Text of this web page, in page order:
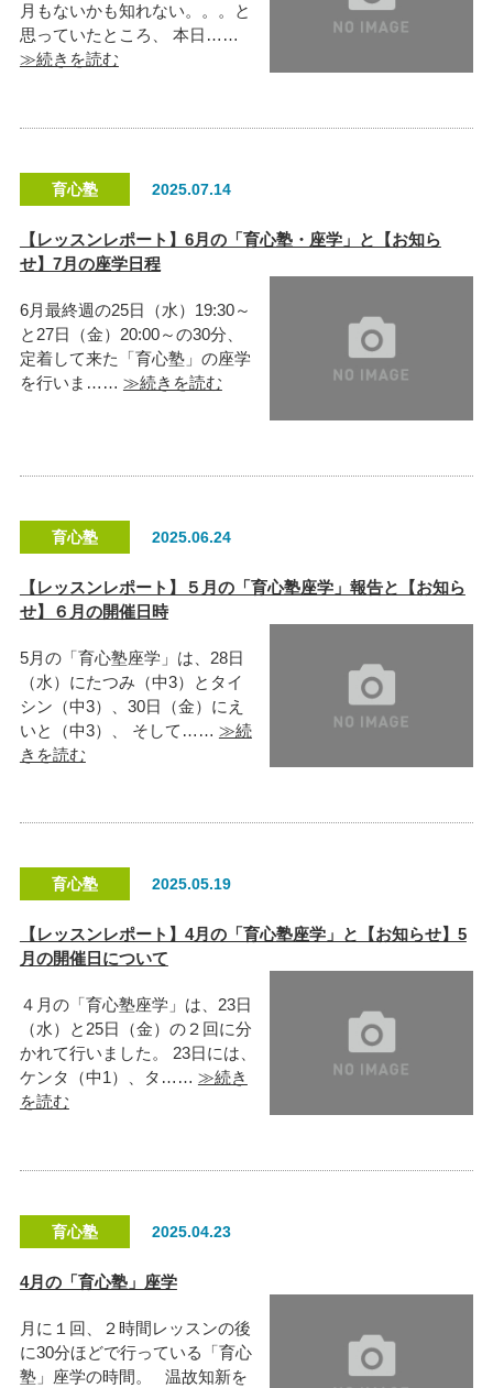
月もないかも知れない。。。と
思っていたところ、 本日……
≫続きを読む
育心塾 2025.07.14
【レッスンレポート】6月の「育心塾・座学」と【お知ら
せ】7月の座学日程
6月最終週の25日（水）19:30～
と27日（金）20:00～の30分、
定着して来た「育心塾」の座学
を行いま…… ≫続きを読む
育心塾 2025.06.24
【レッスンレポート】５月の「育心塾座学」報告と【お知ら
せ】６月の開催日時
5月の「育心塾座学」は、28日
（水）にたつみ（中3）とタイ
シン（中3）、30日（金）にえ
いと（中3）、 そして…… ≫続
きを読む
育心塾 2025.05.19
【レッスンレポート】4月の「育心塾座学」と【お知らせ】5
月の開催日について
４月の「育心塾座学」は、23日
（水）と25日（金）の２回に分
かれて行いました。 23日には、
ケンタ（中1）、タ…… ≫続き
を読む
育心塾 2025.04.23
4月の「育心塾」座学
月に１回、２時間レッスンの後
に30分ほどで行っている「育心
塾」座学の時間。 温故知新を